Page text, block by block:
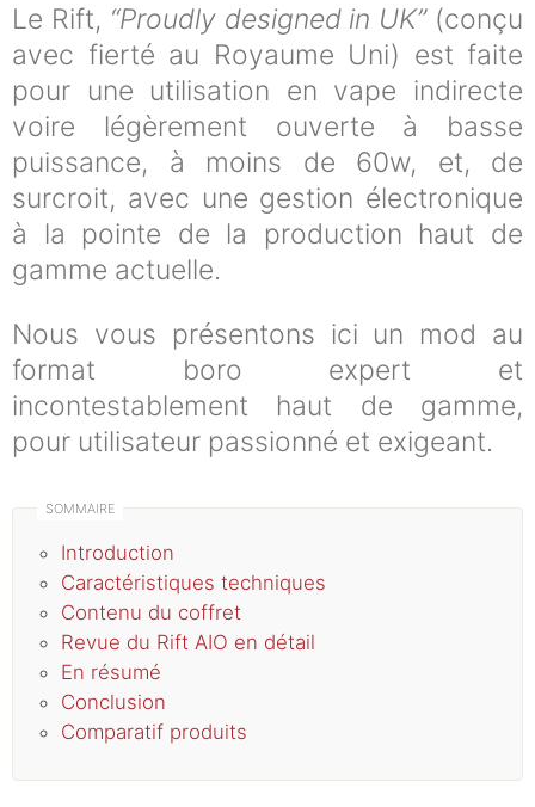
Le Rift, “Proudly designed in UK”(conçu
avec fierté au Royaume Uni) est faite
pour une utilisation en vape indirecte
voire légèrement ouverte à basse
puissance, à moins de 60w, et, de
surcroit, avec une gestion électronique
à la pointe de la production haut de
gamme actuelle.
Nous vous présentons ici un mod au
format boro expert et
incontestablement haut de gamme,
pour utilisateur passionné et exigeant.
Introduction
Caractéristiques techniques
Contenu du coffret
Revue du Rift AIO en détail
En résumé
Conclusion
Comparatif produits